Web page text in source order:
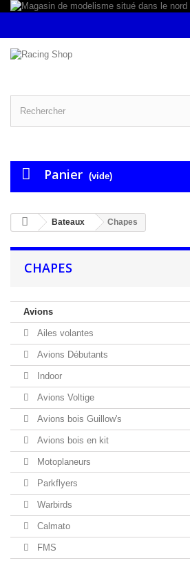
Panier (vide)
Bateaux Chapes
CHAPES
Avions
Ailes volantes
Avions Débutants
Indoor
Avions Voltige
Avions bois Guillow's
Avions bois en kit
Motoplaneurs
Parkflyers
Warbirds
Calmato
FMS